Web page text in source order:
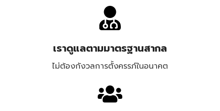
เราดูแลตามมาตรฐานสากล
ไม่ต้องกังวลการตั้งครรภ์ในอนาคต